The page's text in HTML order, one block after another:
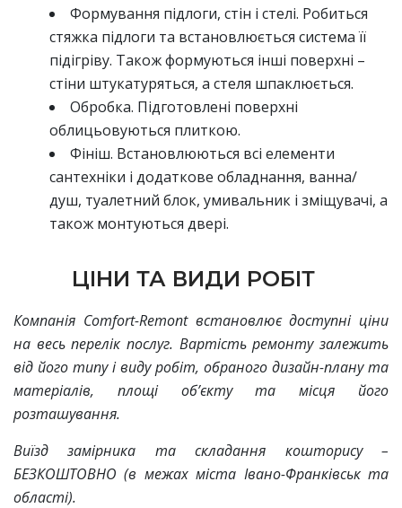
Формування підлоги, стін і стелі. Робиться
стяжка підлоги та встановлюється система її
підігріву. Також формуються інші поверхні –
стіни штукатуряться, а стеля шпаклюється.
Обробка. Підготовлені поверхні
облицьовуються плиткою.
Фініш. Встановлюються всі елементи
сантехніки і додаткове обладнання, ванна/
душ, туалетний блок, умивальник і зміщувачі, а
також монтуються двері.
ЦІНИ ТА ВИДИ РОБІТ
Компанія Comfort-Remont встановлює доступні ціни
на весь перелік послуг. Вартість ремонту залежить
від його типу і виду робіт, обраного дизайн-плану та
матеріалів, площі об’єкту та місця його
розташування.
Виїзд замірника та складання кошторису –
БЕЗКОШТОВНО (в межах міста Івано-Франківськ та
області).